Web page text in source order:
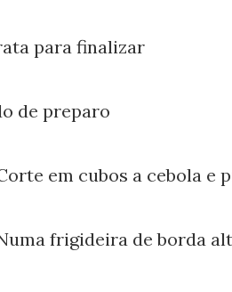
para finalizar
de preparo
em cubos a cebola e
frigideira de borda